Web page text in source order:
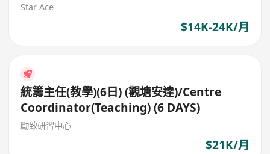
Star Ace
$14K-24K/月
統籌主任(教學)(6日) (觀塘安達)/Centre
Coordinator(Teaching) (6 DAYS)
勵致研習中心
$21K/月